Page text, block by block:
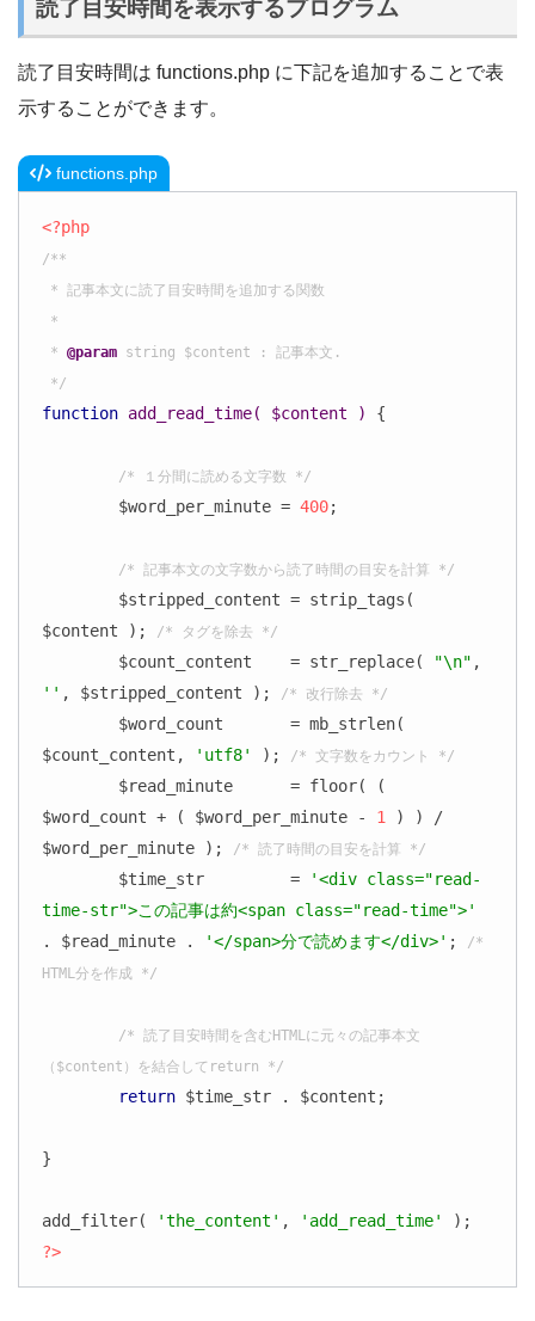
読了目安時間を表示するプログラム
読了目安時間は functions.php に下記を追加することで表
示することができます。
functions.php
<?php
/**
* @param string $content : 記事本文.
*/
function add_read_time( $content ) {
/* １分間に読める文字数 */
	$word_per_minute =
400;
/* 記事本文の文字数から読了時間の目安を計算 */
$content );
/* タグを除去 */
	$count_content    = str_replace(
"\n"
'' , $stripped_content ); /* 改行除去 */
$count_content,
'utf8' ); /* 文字数をカウント */
$word_count + ( $word_per_minute - 1
) ) /
$word_per_minute );
/* 読了時間の目安を計算 */
	$time_str         =
'<div class="read-
time-str">この記事は約<span class="read-time">'
. $read_minute .
'</span>分で読めます</div>' ;
/*
HTML分を作成 */
/* 読了目安時間を含むHTMLに元々の記事本文
（$content）を結合してreturn */
return $time_str . $content;
}
add_filter( 'the_content' , 'add_read_time'
?>